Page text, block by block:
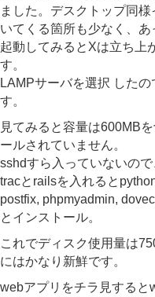
ました。デスクトップ同
いてくる箇所も少なく、
起動してみるとXは立ち上
す。
LAMPサーバを選択 した
す。
見てみると容量は600MB
ールされていません。
sshdすら入っていないの
tracとrailsを入れると
postfix, phpmyadmin,
とインストール。
これでディスク使用量は
にはかなり新鮮です。
webアプリをチラ見する